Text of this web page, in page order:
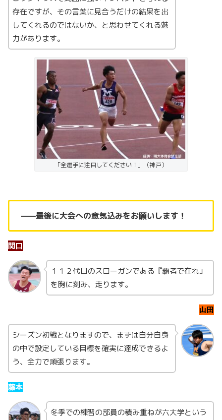
存在ですが、その言葉に見合うだけの結果を出
してくれるのではないか、と思わせてくれる魅
力があります。
「全選手に注目してください！」（神戸）
——最後に大会への意気込みをお願いします！
関口
１１２代目のスローガンである『覇者で在れ』
を胸に刻み、走ります。
山田
シーズン初戦となりますので、まずは自分自身
の中で設定している目標を確実に達成できるよ
う、全力で頑張ります。
藤本
冬季での練習の部員の積み重ねが六大学という